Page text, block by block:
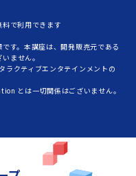
で利用できます
す。本講座は、開発販売元である
ません。
クティブエンタテインメントの
とは一切関係はございません。